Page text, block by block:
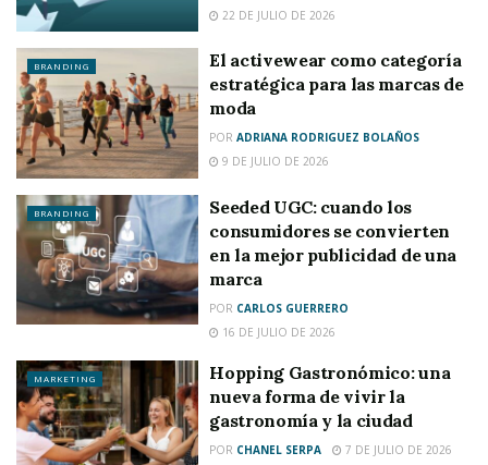
22 DE JULIO DE 2026
BRANDING
El activewear como categoría
estratégica para las marcas de
moda
POR ADRIANA RODRIGUEZ BOLAÑOS
9 DE JULIO DE 2026
BRANDING
Seeded UGC: cuando los
consumidores se convierten
en la mejor publicidad de una
marca
POR CARLOS GUERRERO
16 DE JULIO DE 2026
MARKETING
Hopping Gastronómico: una
nueva forma de vivir la
gastronomía y la ciudad
POR CHANEL SERPA 7 DE JULIO DE 2026